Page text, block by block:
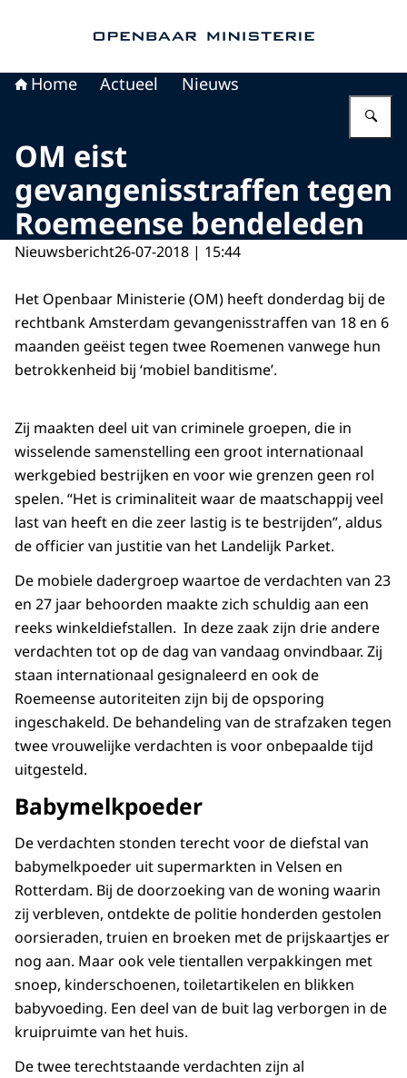
Home Actueel Nieuws
OM eist
gevangenisstraffen tegen
Roemeense bendeleden
Nieuwsbericht26-07-2018 | 15:44
Het Openbaar Ministerie (OM) heeft donderdag bij de
rechtbank Amsterdam gevangenisstraffen van 18 en 6
maanden geëist tegen twee Roemenen vanwege hun
betrokkenheid bij ‘mobiel banditisme’.
Zij maakten deel uit van criminele groepen, die in
wisselende samenstelling een groot internationaal
werkgebied bestrijken en voor wie grenzen geen rol
spelen. “Het is criminaliteit waar de maatschappij veel
last van heeft en die zeer lastig is te bestrijden”, aldus
de officier van justitie van het Landelijk Parket.
De mobiele dadergroep waartoe de verdachten van 23
en 27 jaar behoorden maakte zich schuldig aan een
reeks winkeldiefstallen. In deze zaak zijn drie andere
verdachten tot op de dag van vandaag onvindbaar. Zij
staan internationaal gesignaleerd en ook de
Roemeense autoriteiten zijn bij de opsporing
ingeschakeld. De behandeling van de strafzaken tegen
twee vrouwelijke verdachten is voor onbepaalde tijd
uitgesteld.
Babymelkpoeder
De verdachten stonden terecht voor de diefstal van
babymelkpoeder uit supermarkten in Velsen en
Rotterdam. Bij de doorzoeking van de woning waarin
zij verbleven, ontdekte de politie honderden gestolen
oorsieraden, truien en broeken met de prijskaartjes er
nog aan. Maar ook vele tientallen verpakkingen met
snoep, kinderschoenen, toiletartikelen en blikken
babyvoeding. Een deel van de buit lag verborgen in de
kruipruimte van het huis.
De twee terechtstaande verdachten zijn al